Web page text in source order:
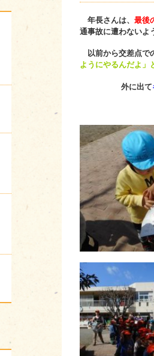
年長さんは、 最後
通事故に遭わないよ
以前から交差点で
ようにやるんだよ」
外に出て